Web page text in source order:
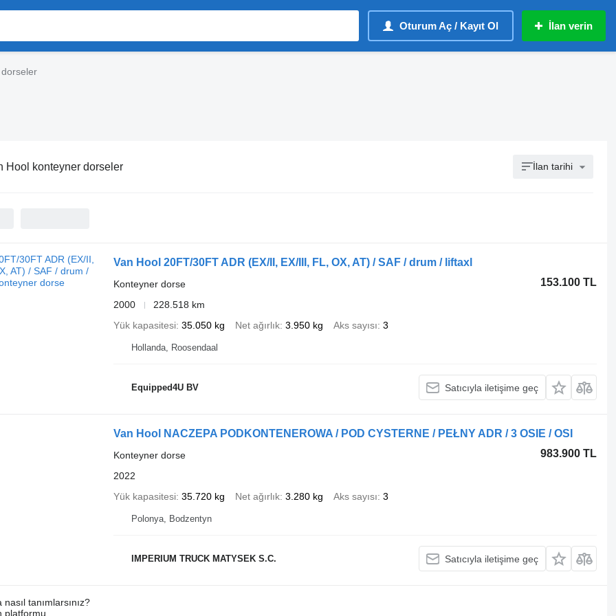
Oturum Aç / Kayıt Ol İlan verin
Hool konteyner dorseler İlan tarihi
Van Hool 20FT/30FT ADR (EX/II, EX/III, FL, OX, AT) / SAF / drum / liftaxl
153.100 TL
Konteyner dorse
2000
228.518 km
Yük kapasitesi 35.050 kg Net ağırlık 3.950 kg Aks sayısı 3
Hollanda, Roosendaal
Equipped4U BV Satıcıyla iletişime geç
Van Hool NACZEPA PODKONTENEROWA / POD CYSTERNE / PEŁNY ADR / 3 OSIE / OSI
983.900 TL
Konteyner dorse
2022
Yük kapasitesi 35.720 kg Net ağırlık 3.280 kg Aks sayısı 3
Polonya, Bodzentyn
IMPERIUM TRUCK MATYSEK S.C. Satıcıyla iletişime geç
nasıl tanımlarsınız?
platformu